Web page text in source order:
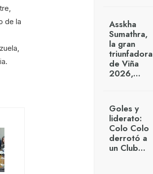
de la
Asskha
Sumathra,
la gran
triunfadora
de Viña
2026,…
Goles y
liderato:
Colo Colo
derrotó a
un Club…